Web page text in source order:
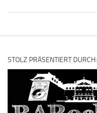
STOLZ PRÄSENTIERT DURCH: